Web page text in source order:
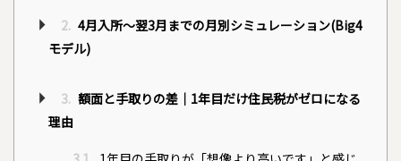
2. 4月入所〜翌3月までの月別シミュレーション(Big4
モデル)
3. 額面と手取りの差｜1年目だけ住民税がゼロになる
理由